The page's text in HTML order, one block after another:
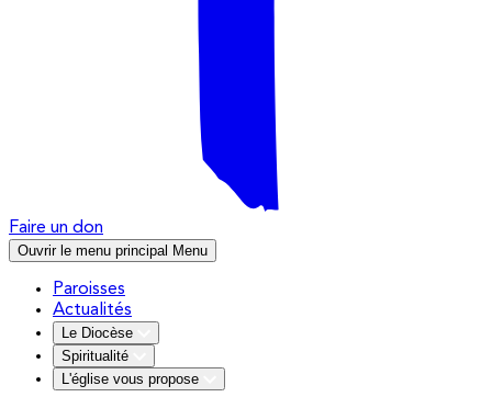
Faire un don
Ouvrir le menu principal Menu
Paroisses
Actualités
Le Diocèse
Spiritualité
L'église vous propose